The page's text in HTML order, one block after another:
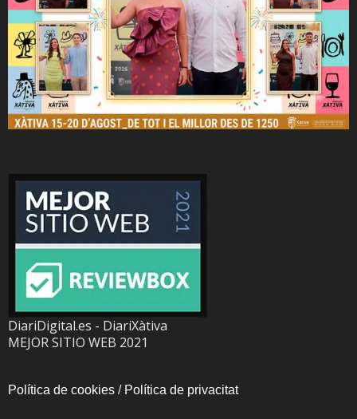
DiariDigital.es - DiariXàtiva
MEJOR SITIO WEB 2021
Política de cookies / Política de privacitat